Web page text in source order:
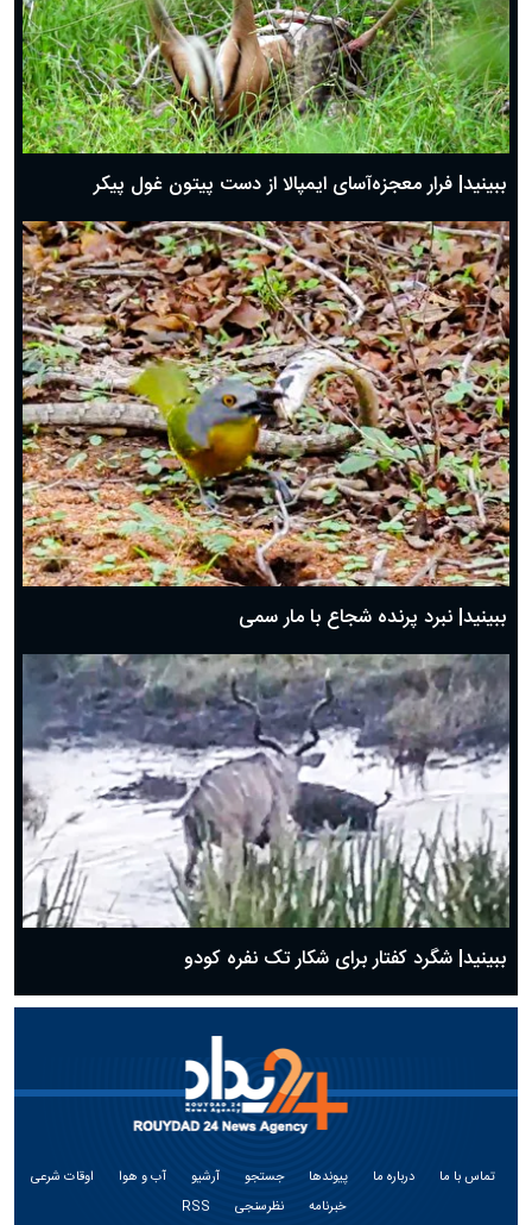
ببینید| فرار معجزه‌آسای ایمپالا از دست پیتون غول پیکر
ببینید| نبرد پرنده شجاع با مار سمی
ببینید| شگرد کفتار برای شکار تک نفره کودو
تماس با ما درباره ما پیوندها جستجو آرشیو آب و هوا
اوقات شرعی
خبرنامه
نظرسنجی RSS